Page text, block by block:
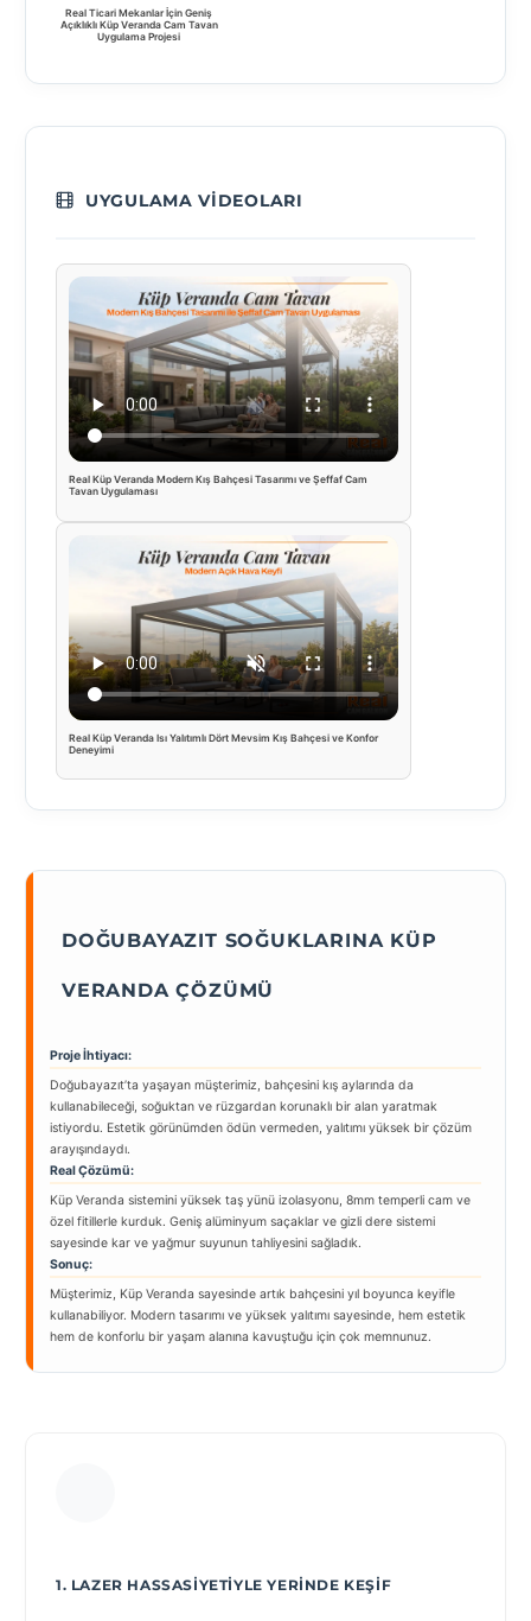
Real Ticari Mekanlar İçin Geniş
Açıklıklı Küp Veranda Cam Tavan
Uygulama Projesi
UYGULAMA VIDEOLARI
Real Küp Veranda Modern Kış Bahçesi Tasarımı ve Şeffaf Cam
Tavan Uygulaması
Real Küp Veranda Isı Yalıtımlı Dört Mevsim Kış Bahçesi ve Konfor
Deneyimi
DOĞUBAYAZIT SOĞUKLARINA KÜP
VERANDA ÇÖZÜMÜ
Proje İhtiyacı:
Doğubayazıt’ta yaşayan müşterimiz, bahçesini kış aylarında da
kullanabileceği, soğuktan ve rüzgardan korunaklı bir alan yaratmak
istiyordu. Estetik görünümden ödün vermeden, yalıtımı yüksek bir çözüm
arayışındaydı.
Real Çözümü:
Küp Veranda sistemini yüksek taş yünü izolasyonu, 8mm temperli cam ve
özel fitillerle kurduk. Geniş alüminyum saçaklar ve gizli dere sistemi
sayesinde kar ve yağmur suyunun tahliyesini sağladık.
Sonuç:
Müşterimiz, Küp Veranda sayesinde artık bahçesini yıl boyunca keyifle
kullanabiliyor. Modern tasarımı ve yüksek yalıtımı sayesinde, hem estetik
hem de konforlu bir yaşam alanına kavuştuğu için çok memnunuz.
1. LAZER HASSASIYETIYLE YERINDE KEŞIF